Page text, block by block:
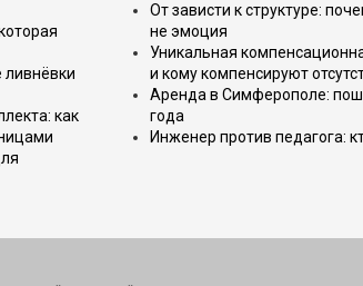
ливнёвки
как
От зависти к структуре:
не эмоция
Уникальная
и кому компенсируют
Аренда в Симферополе:
года
Инженер против педагога: